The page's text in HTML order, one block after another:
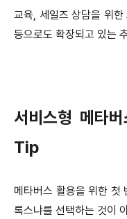
교육, 세일즈 상담을 위
등으로도 확장되고 있는
서비스형 메타
Tip
메타버스 활용을 위한 첫
록스냐를 선택하는 것이